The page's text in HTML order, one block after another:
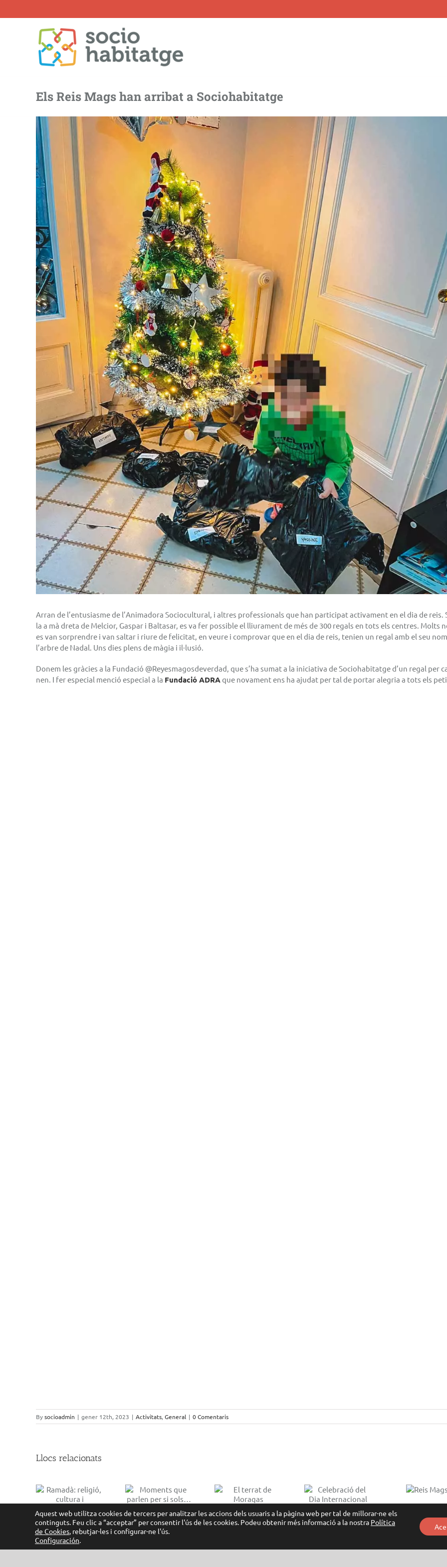
to
Els Reis Mags han arribat a Sociohabitatge
View
Larger
Image
Arran de l’entusiasme de l’Animadora Sociocultural, i altres professionals que han participat activament en el dia de reis.
la a mà dreta de Melcior, Gaspar i Baltasar, es va fer possible el lliurament de més de 300 regals en tots els centres. Molts
es van sorprendre i van saltar i riure de felicitat, en veure i comprovar que en el dia de reis, tenien un regal amb el seu
l’arbre de Nadal. Uns dies plens de màgia i il·lusió.
Donem les gràcies a la Fundació @Reyesmagosdeverdad, que s’ha sumat a la iniciativa de Sociohabitatge d’un regal per
nen. I fer especial menció especial a la Fundació ADRAque novament ens ha ajudat per tal de portar alegria a tots els
Bysocioadmin | gener 12th, 2023 | Activitats, General | 0 Comentaris
Llocs relacionats
Moments que
parlen per si
sols…
El terrat de
Moragas
Dia
Internacional
de la Dona:
Tallers per la
Aquest web utilitza cookies de tercers per analitzar les accions dels usuaris a la pàgina web per tal de millorar-ne els
continguts. Feu clic a “acceptar” per consentir l'ús de les cookies. Podeu obtenir més informació a la nostra Política
de Cookies, rebutjar-les i configurar-ne l'ús.
Configuración.